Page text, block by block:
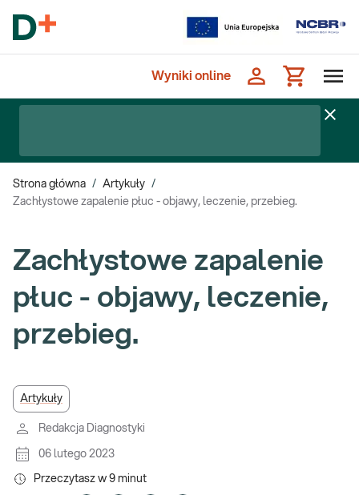
Wyniki online
Strona główna / Artykuły /
Zachłystowe zapalenie płuc - objawy, leczenie, przebieg.
Zachłystowe zapalenie
płuc - objawy, leczenie,
przebieg.
Artykuły
Redakcja Diagnostyki
06 lutego 2023
Przeczytasz w 9 minut